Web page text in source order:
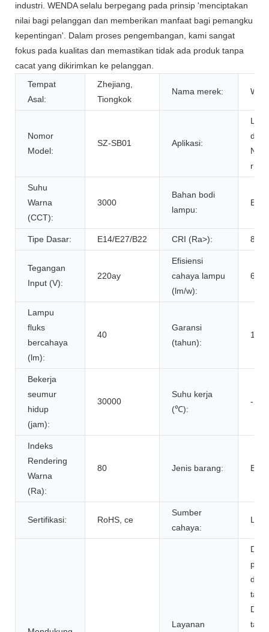
industri. WENDA selalu berpegang pada prinsip 'menciptakan
nilai bagi pelanggan dan memberikan manfaat bagi pemangku
kepentingan'. Dalam proses pengembangan, kami sangat
fokus pada kualitas dan memastikan tidak ada produk tanpa
cacat yang dikirimkan ke pelanggan.
Tempat
Asal:
Zhejiang,
Tiongkok
Nama merek:
Nomor
Model:
SZ-SB01 Aplikasi:
Suhu
Warna
(CCT):
3000
Bahan bodi
lampu:
Tipe Dasar: E14/E27/B22 CRI (Ra>): 80
Tegangan
Input (V):
220ay
Efisiensi
cahaya lampu
(lm/w):
60
Lampu
fluks
bercahaya
(lm):
40
Garansi
(tahun):
1
Bekerja
seumur
hidup
(jam):
30000
Suhu kerja
(℃):
-20
Indeks
Rendering
Warna
(Ra):
80 Jenis barang:
Sertifikasi: RoHS, ce
Sumber
cahaya:
LED
Layanan
dan
tata
tata